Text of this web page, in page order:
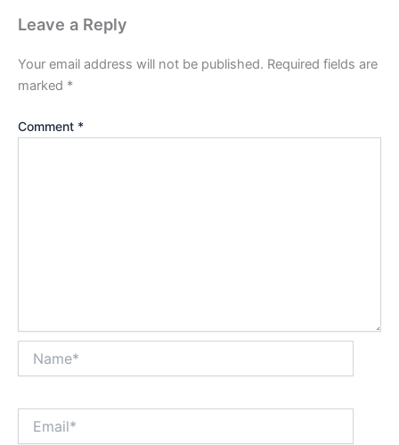
Leave a Reply
Your email address will not be published. Required fields are
marked *
Comment *